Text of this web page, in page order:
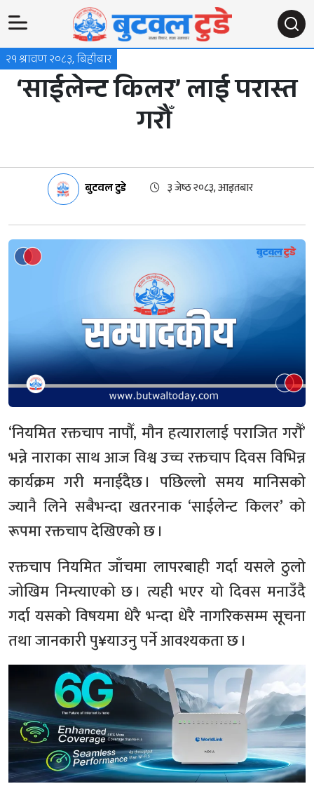
२१ श्रावण २०८३, बिहीबार
‘साईलेन्ट किलर’ लाई परास्त
गरौँ
बुटवल टुडे ३ जेष्ठ २०८३, आइतबार
‘नियमित रक्तचाप नापौँ, मौन हत्यारालाई पराजित गरौँ’
भन्ने नाराका साथ आज विश्व उच्च रक्तचाप दिवस विभिन्न
कार्यक्रम गरी मनाईदैछ । पछिल्लो समय मानिसको
ज्यानै लिने सबैभन्दा खतरनाक ‘साईलेन्ट किलर’ को
रूपमा रक्तचाप देखिएको छ ।
रक्तचाप नियमित जाँचमा लापरबाही गर्दा यसले ठुलो
जोखिम निम्त्याएको छ । त्यही भएर यो दिवस मनाउँदै
गर्दा यसको विषयमा धेरै भन्दा धेरै नागरिकसम्म सूचना
तथा जानकारी पु¥याउनु पर्ने आवश्यकता छ ।